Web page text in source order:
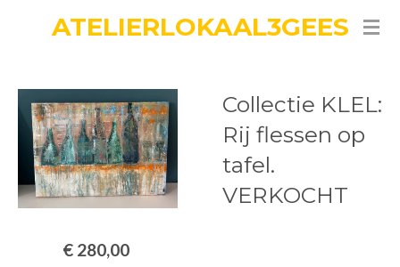
de
hoofdinhoud
ATELIERLOKAAL3GEES
Collectie KLEL:
Rij flessen op
tafel.
VERKOCHT
€ 280,00